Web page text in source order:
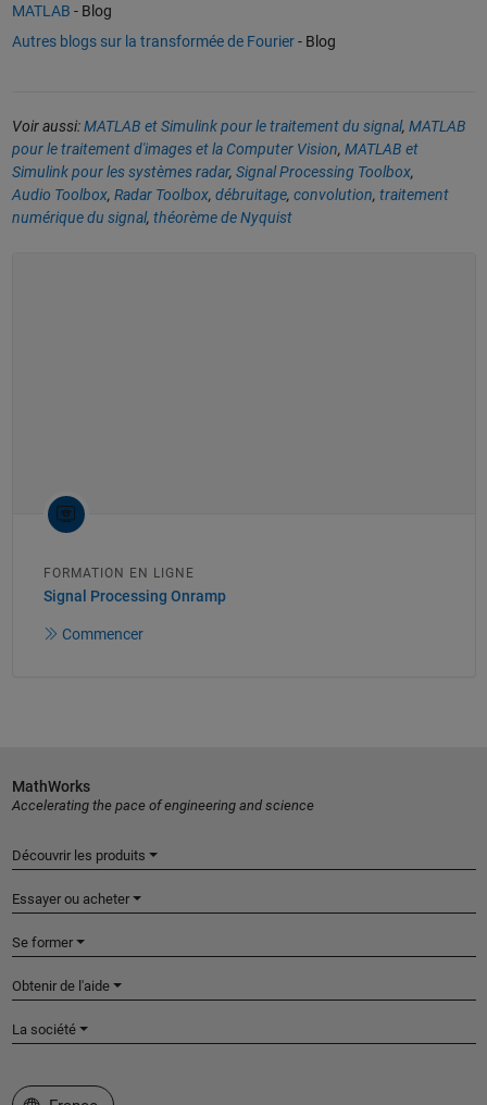
MATLAB - Blog
Autres blogs sur la transformée de Fourier- Blog
Voir aussi:MATLAB et Simulink pour le traitement du signal, MATLAB
pour le traitement d'images et la Computer Vision, MATLAB et
Simulink pour les systèmes radar, Signal Processing Toolbox,
Audio Toolbox, Radar Toolbox, débruitage, convolution, traitement
numérique du signal, théorème de Nyquist
FORMATION EN LIGNE
Signal Processing Onramp
Commencer
MathWorks
Accelerating the pace of engineering and science
Découvrir les produits
Essayer ou acheter
Se former
Obtenir de l'aide
La société